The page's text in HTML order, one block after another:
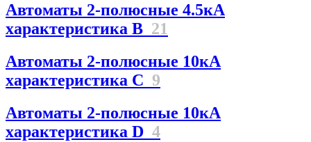
Автоматы 2-полюсные 4.5кА
характеристика В 21
Автоматы 2-полюсные 10кА
характеристика C 9
Автоматы 2-полюсные 10кА
характеристика D 4